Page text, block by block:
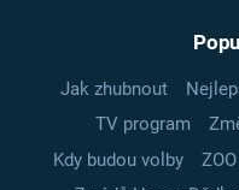
Jak zhubnout
TV program
Kdy budou volby